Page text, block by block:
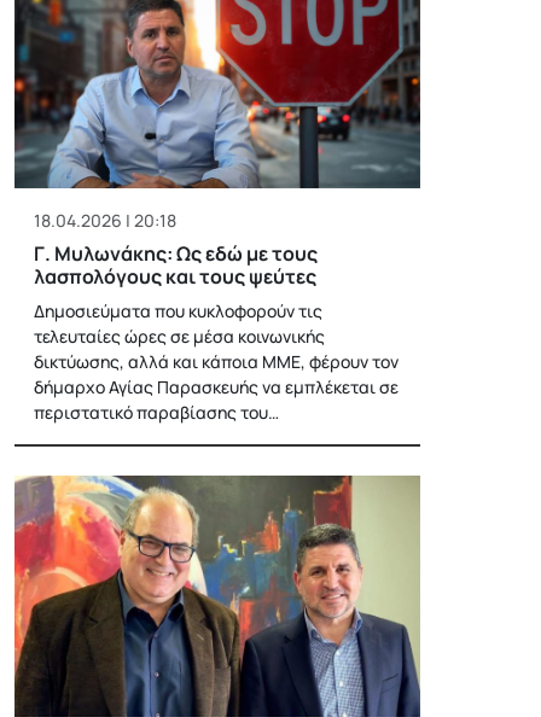
18.04.2026 | 20:18
Γ. Μυλωνάκης: Ως εδώ με τους
λασπολόγους και τους ψεύτες
Δημοσιεύματα που κυκλοφορούν τις
τελευταίες ώρες σε μέσα κοινωνικής
δικτύωσης, αλλά και κάποια ΜΜΕ, φέρουν τον
δήμαρχο Αγίας Παρασκευής να εμπλέκεται σε
περιστατικό παραβίασης του…